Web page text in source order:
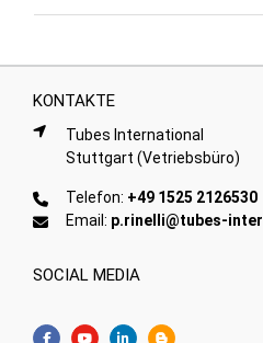
KONTAKTE
Tubes International
Stuttgart (Vetriebsbüro)
Telefon: +49 1525 2126530
Email: p.rinelli@tubes-
SOCIAL MEDIA